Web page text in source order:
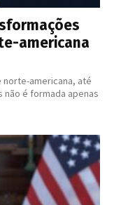
americana
americana, até
é formada apenas